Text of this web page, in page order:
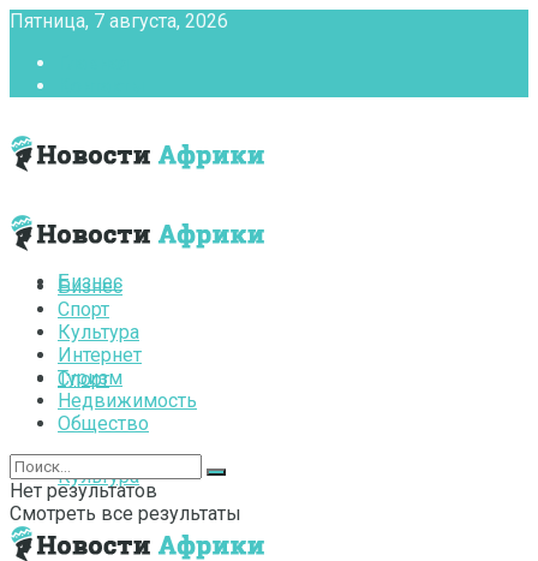
Пятница, 7 августа, 2026
Бизнес
Спорт
Культура
Бизнес
Спорт
Культура
Интернет
Туризм
Недвижимость
Общество
Нет результатов
Смотреть все результаты